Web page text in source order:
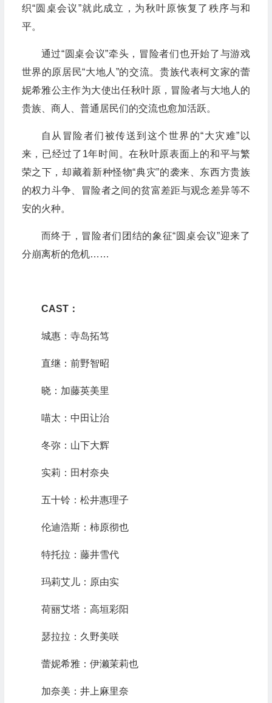
织“圆桌会议”就此成立，为秋叶原恢复了秩序与和
平。
通过“圆桌会议”牵头，冒险者们也开始了与游戏
世界的原居民“大地人”的交流。贵族代表柯文家的蕾
妮希雅公主作为大使出任秋叶原，冒险者与大地人的
贵族、商人、普通居民们的交流也愈加活跃。
自从冒险者们被传送到这个世界的“大灾难”以
来，已经过了1年时间。在秋叶原表面上的和平与繁
荣之下，却藏着新种怪物“典灾”的袭来、东西方贵族
的权力斗争、冒险者之间的贫富差距与观念差异等不
安的火种。
而终于，冒险者们团结的象征“圆桌会议”迎来了
分崩离析的危机……
CAST：
城惠：寺岛拓笃
直继：前野智昭
晓：加藤英美里
喵太：中田让治
冬弥：山下大辉
实莉：田村奈央
五十铃：松井惠理子
伦迪浩斯：柿原彻也
特托拉：藤井雪代
玛莉艾儿：原由实
荷丽艾塔：高垣彩阳
瑟拉拉：久野美咲
蕾妮希雅：伊濑茉莉也
加奈美：井上麻里奈